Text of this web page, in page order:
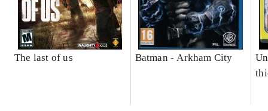
The last of us Batman - Arkham City